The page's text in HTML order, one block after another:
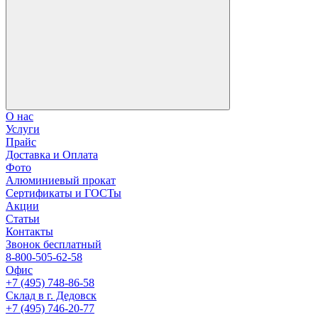
О нас
Услуги
Прайс
Доставка и Оплата
Фото
Алюминиевый прокат
Сертификаты и ГОСТы
Акции
Статьи
Контакты
Звонок бесплатный
8-800-505-62-58
Офис
+7 (495) 748-86-58
Склад в г. Дедовск
+7 (495) 746-20-77